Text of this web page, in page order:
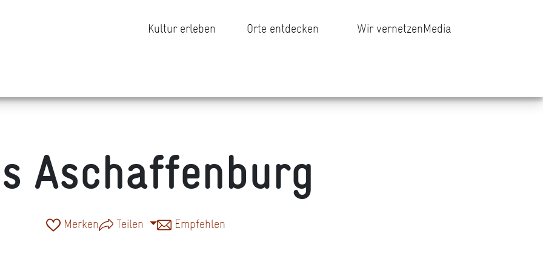
Kultur erleben Orte entdecken Wir vernetzenMedia
Aschaffenburg
Merken Teilen Empfehlen